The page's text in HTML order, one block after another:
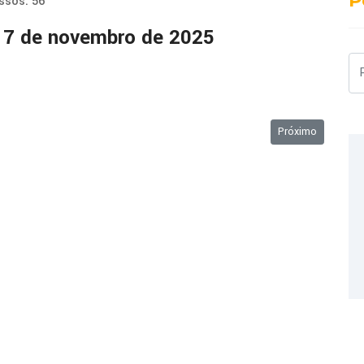
de novembro de 2025
de 2025 Próximo artigo:
Próximo